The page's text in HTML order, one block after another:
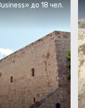
до 18 чел.